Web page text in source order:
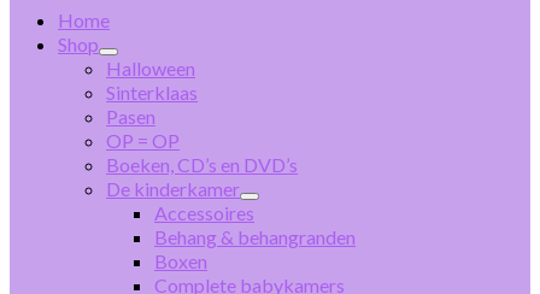
Home
Shop
Halloween
Sinterklaas
Pasen
OP = OP
Boeken, CD’s en DVD’s
De kinderkamer
Accessoires
Behang & behangranden
Boxen
Complete babykamers